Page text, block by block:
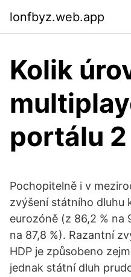
lonfbyz.web.app
Kolik
portálu 2
Pochopitelně i v
zvýšení státního dluhu
eurozóně (z 86,2 % na
na 87,8 %). Razantní
HDP je způsobeno
jednak státní dluh